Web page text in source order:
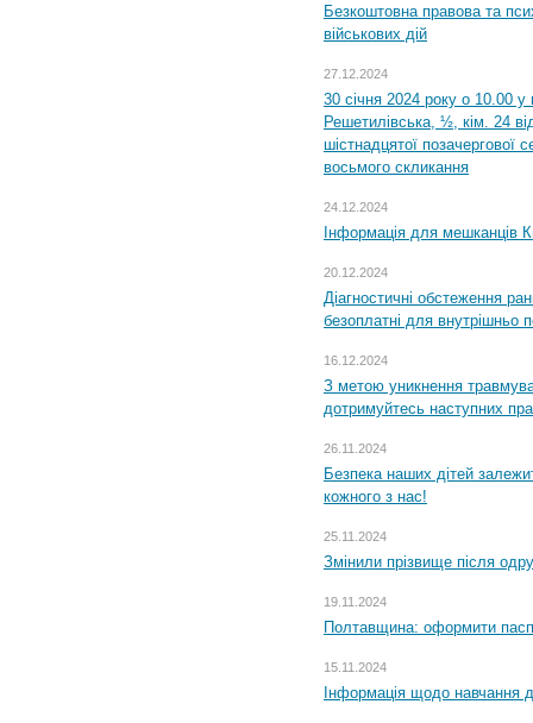
Безкоштовна правова та
військових дій
27.12.2024
30 січня 2024 року о 10.00 у
Решетилівська, ½, кім. 24
шістнадцятої позачергової
восьмого скликання
24.12.2024
Інформація для мешканців
20.12.2024
Діагностичні обстеження
безоплатні для внутрішньо
16.12.2024
З метою уникнення
дотримуйтесь наступних
26.11.2024
Безпека наших дітей
кожного з нас!
25.11.2024
Змінили прізвище після
19.11.2024
Полтавщина: оформити
15.11.2024
Інформація щодо навчання